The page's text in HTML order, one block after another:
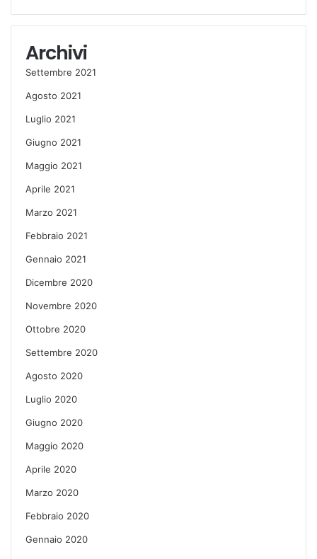
Archivi
Settembre 2021
Agosto 2021
Luglio 2021
Giugno 2021
Maggio 2021
Aprile 2021
Marzo 2021
Febbraio 2021
Gennaio 2021
Dicembre 2020
Novembre 2020
Ottobre 2020
Settembre 2020
Agosto 2020
Luglio 2020
Giugno 2020
Maggio 2020
Aprile 2020
Marzo 2020
Febbraio 2020
Gennaio 2020